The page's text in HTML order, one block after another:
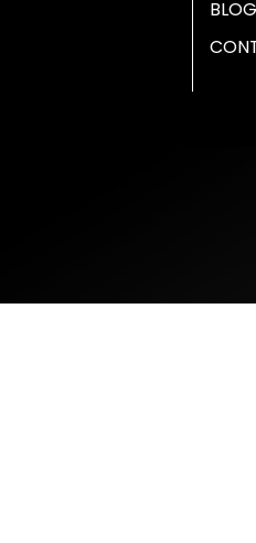
BLOG